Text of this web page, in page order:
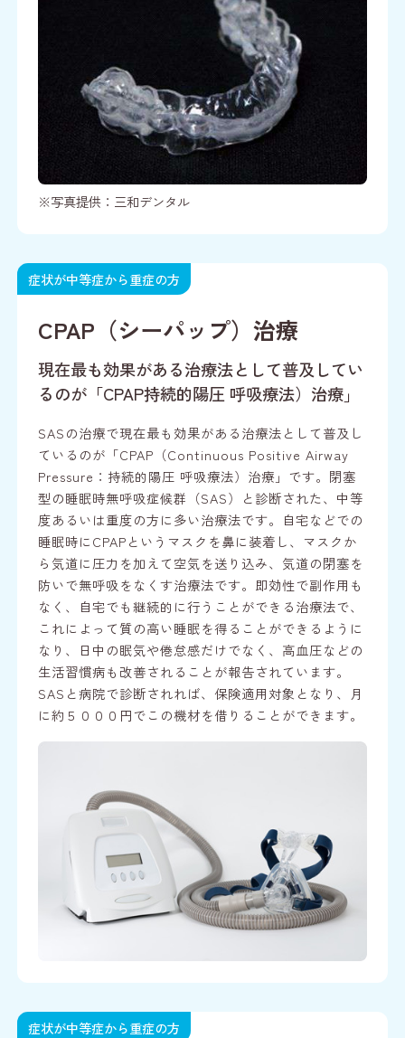
※写真提供：三和デンタル
症状が中等症から重症の方
CPAP（シーパップ）治療
現在最も効果がある治療法として普及してい
るのが「CPAP持続的陽圧 呼吸療法）治療」
SASの治療で現在最も効果がある治療法として普及し
ているのが「CPAP（Continuous Positive Airway
Pressure：持続的陽圧 呼吸療法）治療」です。閉塞
型の睡眠時無呼吸症候群（SAS）と診断された、中等
度あるいは重度の方に多い治療法です。
自宅などでの
睡眠時にCPAPというマスクを鼻に装着し、マスクか
ら気道に圧力を加えて空気を送り込み、気道の閉塞を
防いで無呼吸をなくす治療法です。即効性で副作用も
なく、自宅でも継続的に行うことができる治療法で、
これによって質の高い睡眠を得ることができるように
なり、日中の眠気や倦怠感だけでなく、高血圧などの
生活習慣病も改善されることが報告されています。
SASと病院で診断されれば、保険適用対象となり、月
に約５０００円でこの機材を借りることができます。
症状が中等症から重症の方